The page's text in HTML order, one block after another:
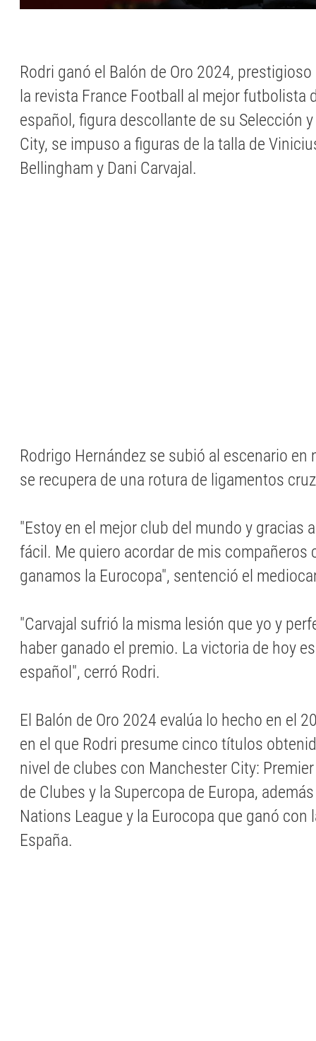
Rodri ganó el Balón de Oro 2024,
la revista France Football al mejor futbolista
español, figura descollante de su Selección
City, se impuso a figuras de la talla de
Bellingham y Dani Carvajal.
Rodrigo Hernández se subió al escenario en
se recupera de una rotura de ligamentos
"Estoy en el mejor club del mundo y gracias
fácil. Me quiero acordar de mis compañeros
ganamos la Eurocopa", sentenció el
"Carvajal sufrió la misma lesión que yo y
haber ganado el premio. La victoria de hoy
español", cerró Rodri.
El Balón de Oro 2024 evalúa lo hecho en el
en el que Rodri presume cinco títulos
nivel de clubes con Manchester City:
de Clubes y la Supercopa de Europa, además
Nations League y la Eurocopa que ganó con
España.